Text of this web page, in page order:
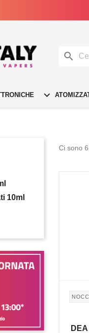


10ml
Ci sono